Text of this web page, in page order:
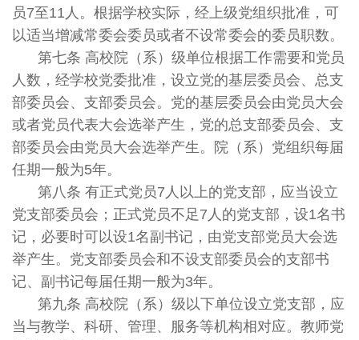
员7至11人。根据学校实际，经上级党组织批准，可
以适当增减常委会委员或者不设常委会的委员职数。
第七条 高校院（系）级单位根据工作需要和党员
人数，经学校党委批准，设立党的基层委员会、总支
部委员会、支部委员会。党的基层委员会由党员大会
或者党员代表大会选举产生，党的总支部委员会、支
部委员会由党员大会选举产生。院（系）党组织每届
任期一般为5年。
第八条 有正式党员7人以上的党支部，应当设立
党支部委员会；正式党员不足7人的党支部，设1名书
记，必要时可以设1名副书记，由党支部党员大会选
举产生。党支部委员会和不设支部委员会的支部书
记、副书记每届任期一般为3年。
第九条 高校院（系）级以下单位设立党支部，应
当与教学、科研、管理、服务等机构相对应。教师党